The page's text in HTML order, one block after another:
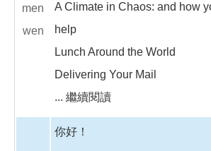
men
wen
A Climate in Chaos: and how
help
Lunch Around the World
Delivering Your Mail
... 繼續閱讀
你好！